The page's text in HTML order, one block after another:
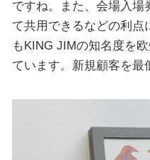
ですね。また、会場入場
て共用できるなどの利
もKING JIMの知名度を
ています。新規顧客を最